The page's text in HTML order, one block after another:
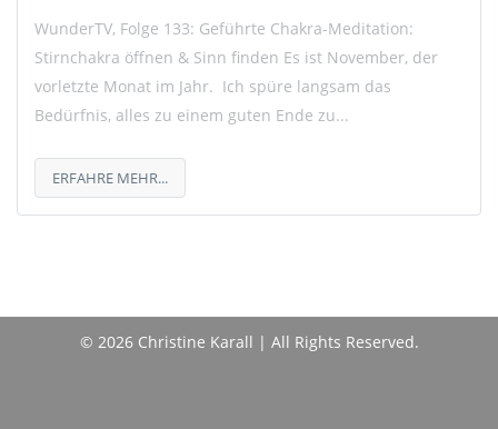
WunderTV, Folge 133: Geführte Chakra-Meditation:
Stirnchakra öffnen & Sinn finden Es ist November, der
vorletzte Monat im Jahr. Ich spüre langsam das
Bedürfnis, alles zu einem guten Ende zu...
ERFAHRE MEHR...
© 2026 Christine Karall | All Rights Reserved.